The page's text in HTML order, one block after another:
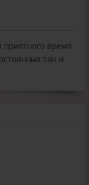
приятного время
так и